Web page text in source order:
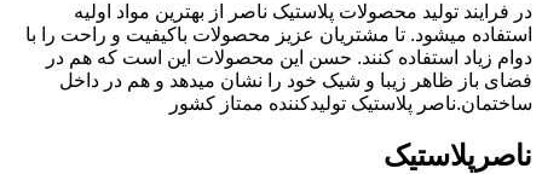
در فرایند تولید محصولات پلاستیک ناصر از بهترین مواد اولیه
استفاده میشود. تا مشتریان عزیز محصولات باکیفیت و راحت را با
دوام زیاد استفاده کنند. حسن این محصولات این است که هم در
فضای باز ظاهر زیبا و شیک خود را نشان میدهد و هم در داخل
ساختمان.ناصر پلاستیک تولیدکننده ممتاز کشور
ناصرپلاستیک